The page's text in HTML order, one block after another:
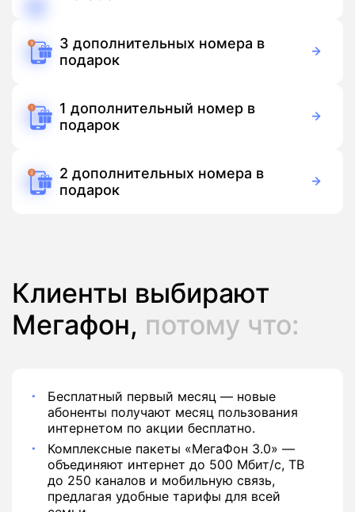
3 дополнительных номера в
подарок
1 дополнительный номер в
подарок
2 дополнительных номера в
подарок
Клиенты выбирают
Мегафон, потому что:
Бесплатный первый месяц — новые
абоненты получают месяц пользования
интернетом по акции бесплатно.
Комплексные пакеты «МегаФон 3.0» —
объединяют интернет до 500 Мбит/с, ТВ
до 250 каналов и мобильную связь,
предлагая удобные тарифы для всей